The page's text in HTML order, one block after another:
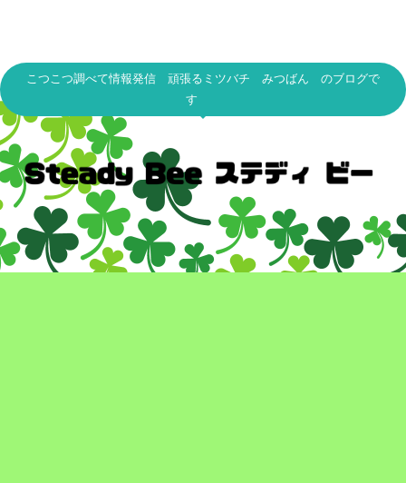
こつこつ調べて情報発信 頑張るミツバチ みつばん のブログで
す